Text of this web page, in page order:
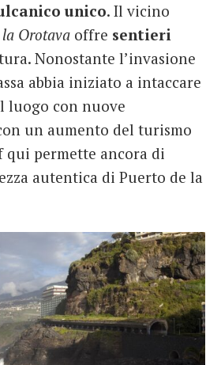
unico. Il vicino
Orotava offre sentieri
Nonostante l’invasione
abbia iniziato a intaccare
con nuove
un aumento del turismo
qui permette ancora di
autentica di Puerto de la